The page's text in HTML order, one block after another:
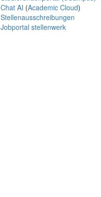
Chat AI (Academic Cloud)
Stellenausschreibungen
Jobportal stellenwerk